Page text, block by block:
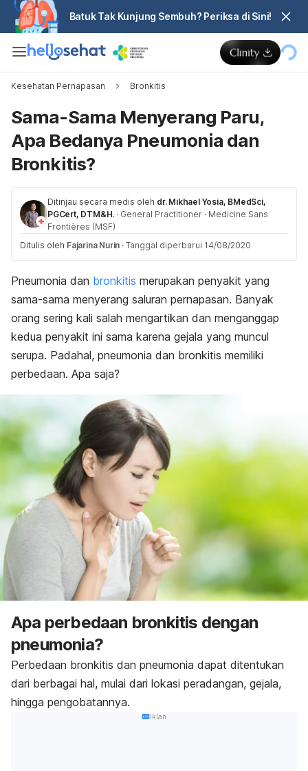
Batuk Tak Kunjung Sembuh? Periksa di Sini!
Kesehatan Pernapasan Bronkitis
Sama-Sama Menyerang Paru,
Apa Bedanya Pneumonia dan
Bronkitis?
Ditinjau secara medis oleh dr. Mikhael Yosia, BMedSci,
PGCert, DTM&H. · General Practitioner · Medicine Sans
Frontières (MSF)
Ditulis oleh Fajarina Nurin · Tanggal diperbarui 14/08/2020
Pneumonia dan bronkitis merupakan penyakit yang
sama-sama menyerang saluran pernapasan. Banyak
orang sering kali salah mengartikan dan menganggap
kedua penyakit ini sama karena gejala yang muncul
serupa. Padahal, pneumonia dan bronkitis memiliki
perbedaan. Apa saja?
Apa perbedaan bronkitis dengan
pneumonia?
Perbedaan bronkitis dan pneumonia dapat ditentukan
dari berbagai hal, mulai dari lokasi peradangan, gejala,
hingga pengobatannya.
Iklan